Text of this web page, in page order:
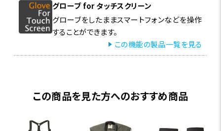
グローブ for タッチスクリーン
グローブをしたままスマートフォンなどを操作
することができます。
この機能の製品一覧を見る
この商品を見た方へのおすすめ商品